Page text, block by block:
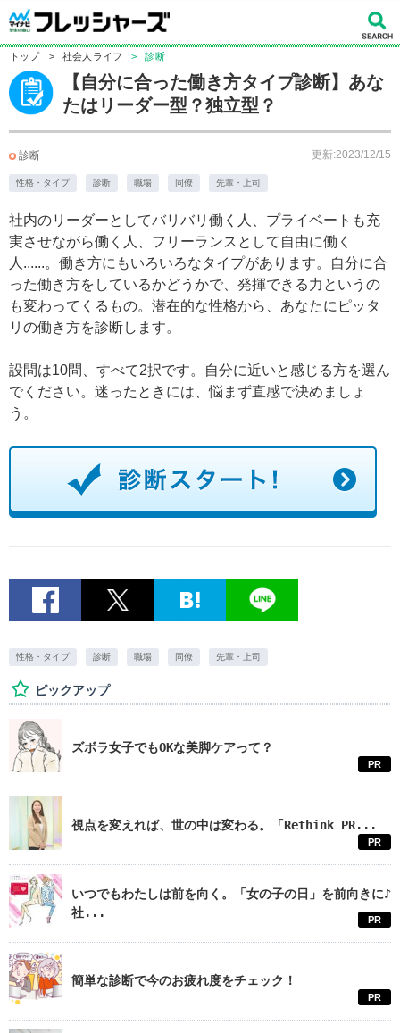
トップ > 社会人ライフ > 診断
【自分に合った働き方タイプ診断】あな
たはリーダー型？独立型？
診断 更新:2023/12/15
性格・タイプ 診断 職場 同僚 先輩・上司
社内のリーダーとしてバリバリ働く人、プライベートも充
実させながら働く人、フリーランスとして自由に働く
人......。働き方にもいろいろなタイプがあります。自分に合
った働き方をしているかどうかで、発揮できる力というの
も変わってくるもの。潜在的な性格から、あなたにピッタ
リの働き方を診断します。
設問は10問、すべて2択です。自分に近いと感じる方を選ん
でください。迷ったときには、悩まず直感で決めましょ
う。
性格・タイプ 診断 職場 同僚 先輩・上司
ピックアップ
ズボラ女子でもOKな美脚ケアって？
PR
視点を変えれば、世の中は変わる。「Rethink PR...
PR
いつでもわたしは前を向く。「女の子の日」を前向きに♪
社...
PR
簡単な診断で今のお疲れ度をチェック！
PR